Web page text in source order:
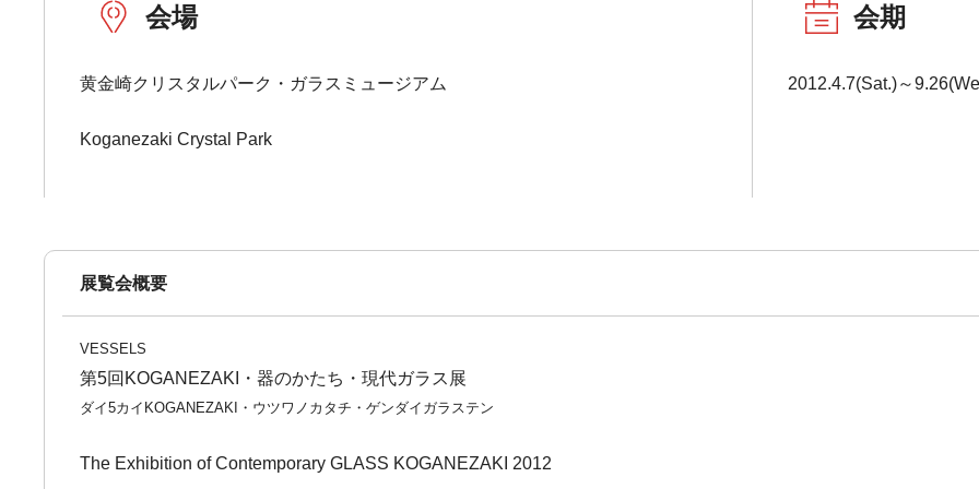
会場
黄金崎クリスタルパーク・ガラスミュージアム
Koganezaki Crystal Park
会期
2012.4.7(Sat.)～
展覧会概要
VESSELS
第5回KOGANEZAKI・器のかたち・現代ガラス展
ダイ5カイKOGANEZAKI・ウツワノカタチ・ゲンダイガラステン
The Exhibition of Contemporary GLASS KOGANEZAKI 2012